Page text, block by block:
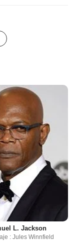
L. Jackson
: Jules Winnfield